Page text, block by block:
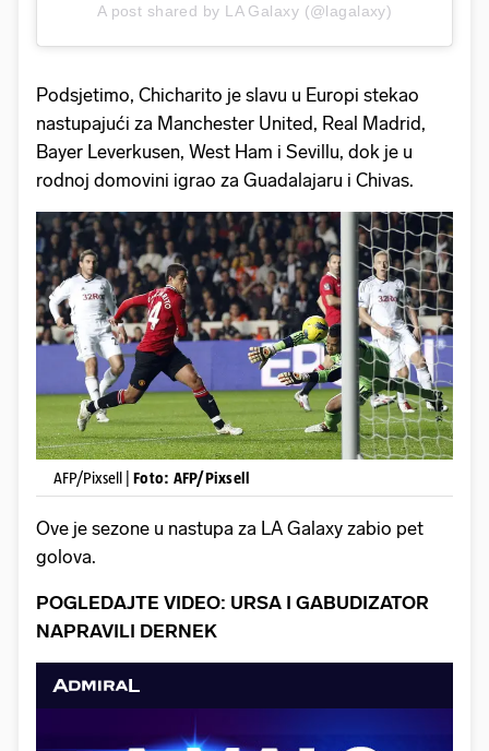
A post shared by LA Galaxy (@lagalaxy)
Podsjetimo, Chicharito je slavu u Europi stekao
nastupajući za Manchester United, Real Madrid,
Bayer Leverkusen, West Ham i Sevillu, dok je u
rodnoj domovini igrao za Guadalajaru i Chivas.
AFP/Pixsell | Foto: AFP/Pixsell
Ove je sezone u nastupa za LA Galaxy zabio pet
golova.
POGLEDAJTE VIDEO: URSA I GABUDIZATOR
NAPRAVILI DERNEK